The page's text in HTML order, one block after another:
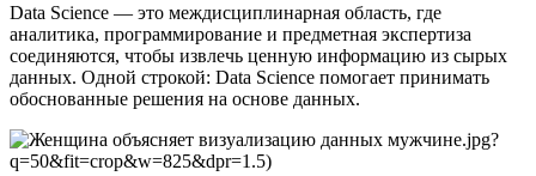
Data Science — это междисциплинарная область, где
аналитика, программирование и предметная экспертиза
соединяются, чтобы извлечь ценную информацию из сырых
данных. Одной строкой: Data Science помогает принимать
обоснованные решения на основе данных.
.jpg?
q=50&fit=crop&w=825&dpr=1.5)